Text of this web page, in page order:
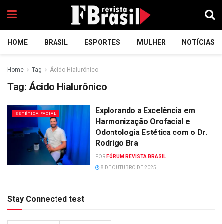
HOME BRASIL ESPORTES MULHER NOTÍCIAS
Home Tag Ácido Hialurônico
Tag: Ácido Hialurônico
ESTÉTICA FACIAL
Explorando a Excelência em
Harmonização Orofacial e
Odontologia Estética com o Dr.
Rodrigo Bra
POR FÓRUM REVISTA BRASIL
8 DE OUTUBRO DE 2025
Stay Connected test